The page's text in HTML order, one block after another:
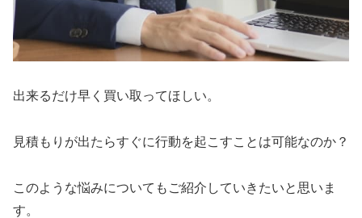
出来るだけ早く買い取ってほしい。
見積もりが出たらすぐに行動を起こすことは可能なのか？
このような悩みについてもご紹介していきたいと思いま
す。